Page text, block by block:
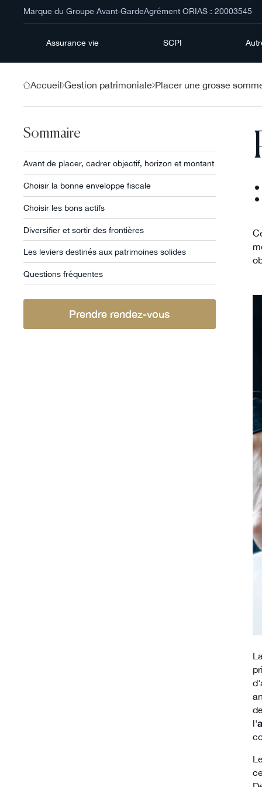
Marque du Groupe Avant-GardeAgrément ORIAS : 20003545
Assurance vie SCPI
Accueil Gestion patrimoniale Placer une grosse
Sommaire
Avant de placer, cadrer objectif, horizon et montant
Choisir la bonne enveloppe fiscale
Choisir les bons actifs
Diversifier et sortir des frontières
Les leviers destinés aux patrimoines solides
Questions fréquentes
Prendre rendez-vous
l'